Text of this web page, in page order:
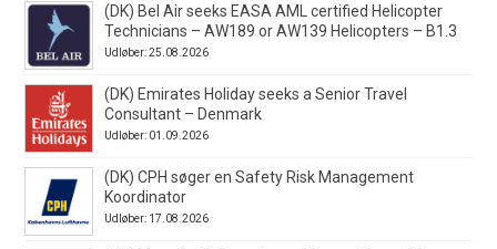
(DK) Bel Air seeks EASA AML certified Helicopter
Technicians – AW189 or AW139 Helicopters – B1.3
Udløber: 25.08.2026
(DK) Emirates Holiday seeks a Senior Travel
Consultant – Denmark
Udløber: 01.09.2026
(DK) CPH søger en Safety Risk Management
Koordinator
Udløber: 17.08.2026